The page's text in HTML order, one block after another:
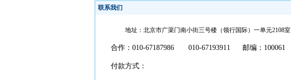
联系我们
地址：北京市广渠门南小街三号楼（领行国际）一单元2108室
合作：010-67187986 010-67193911 邮编：100061
付款方式：